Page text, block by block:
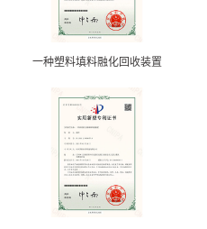
一种塑料填料融化回收装置